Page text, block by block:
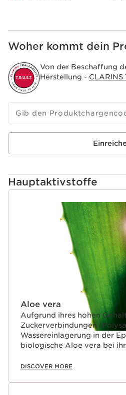
Woher kommt dein
Von der Beschaffung
Herstellung - CLARINS
Gib den
Hauptaktivstoffe
WEITER ZUM INHALT
Aloe vera
Aufgrund ihres hohen
Zuckerverbindungen
Wassereinlagerung in der
biologische Aloe vera bei
spendenden und
DISCOVER MORE